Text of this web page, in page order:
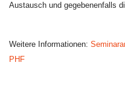
Austausch und gegebenenfalls
Weitere Informationen:
PHF